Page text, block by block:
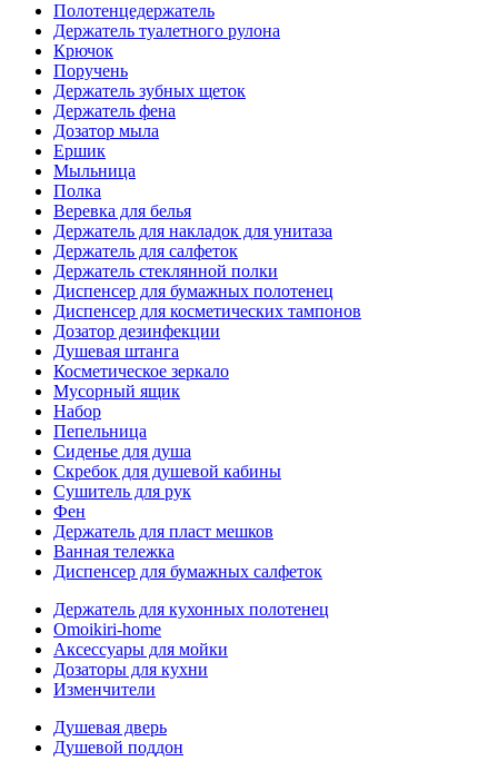
Полотенцедержатель
Держатель туалетного рулона
Крючок
Поручень
Держатель зубных щеток
Держатель фена
Дозатор мыла
Eршик
Мыльница
Полка
Веревка для белья
Держатель для накладок для унитаза
Держатель для салфеток
Держатель стеклянной полки
Диспенсер для бумажных полотенец
Диспенсер для косметических тампонов
Дозатор дезинфекции
Душевая штанга
Косметическое зеркало
Мусорный ящик
Набор
Пепельница
Сиденье для душа
Скребок для душевой кабины
Сушитель для рук
Фен
Держатель для пласт мешков
Ванная тележка
Диспенсер для бумажных салфеток
Держатель для кухонных полотенец
Omoikiri-home
Аксессуары для мойки
Дозаторы для кухни
Изменчители
Душевая дверь
Душевой поддон